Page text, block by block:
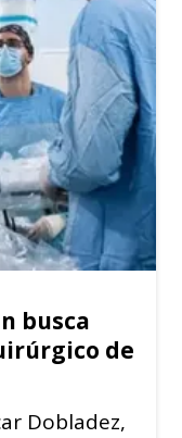
busca
de
Dobladez,